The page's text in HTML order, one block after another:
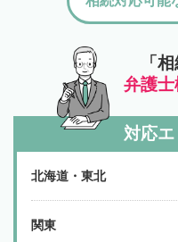
「
弁護士
対応
北海道・東北
関東